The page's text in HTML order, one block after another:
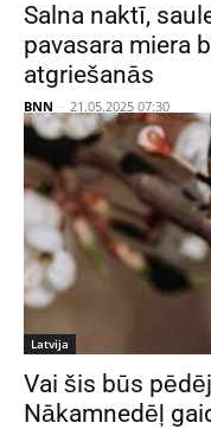
Salna naktī,
pavasara miera
atgriešanās
BNN - 21.05.2025 07:30
Latvija
Vai šis būs
Nākamnedēļ